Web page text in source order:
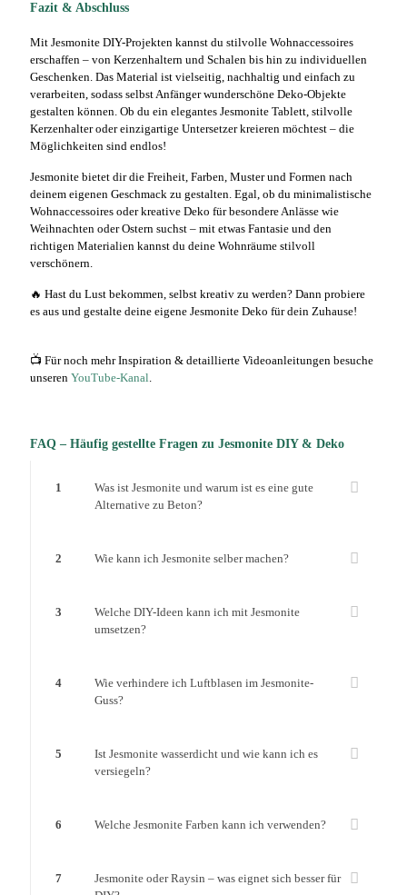
Fazit & Abschluss
Mit Jesmonite DIY-Projekten kannst du stilvolle Wohnaccessoires
erschaffen – von Kerzenhaltern und Schalen bis hin zu individuellen
Geschenken. Das Material ist vielseitig, nachhaltig und einfach zu
verarbeiten, sodass selbst Anfänger wunderschöne Deko-Objekte
gestalten können. Ob du ein elegantes Jesmonite Tablett, stilvolle
Kerzenhalter oder einzigartige Untersetzer kreieren möchtest – die
Möglichkeiten sind endlos!
Jesmonite bietet dir die Freiheit, Farben, Muster und Formen nach
deinem eigenen Geschmack zu gestalten. Egal, ob du minimalistische
Wohnaccessoires oder kreative Deko für besondere Anlässe wie
Weihnachten oder Ostern suchst – mit etwas Fantasie und den
richtigen Materialien kannst du deine Wohnräume stilvoll
verschönern.
🔥 Hast du Lust bekommen, selbst kreativ zu werden? Dann probiere
es aus und gestalte deine eigene Jesmonite Deko für dein Zuhause!
📺 Für noch mehr Inspiration & detaillierte Videoanleitungen besuche
unseren YouTube-Kanal.
FAQ – Häufig gestellte Fragen zu Jesmonite DIY & Deko
1
Was ist Jesmonite und warum ist es eine gute
Alternative zu Beton?
2 Wie kann ich Jesmonite selber machen?
3
Welche DIY-Ideen kann ich mit Jesmonite
umsetzen?
4
Wie verhindere ich Luftblasen im Jesmonite-
Guss?
5
Ist Jesmonite wasserdicht und wie kann ich es
versiegeln?
6 Welche Jesmonite Farben kann ich verwenden?
7
Jesmonite oder Raysin – was eignet sich besser für